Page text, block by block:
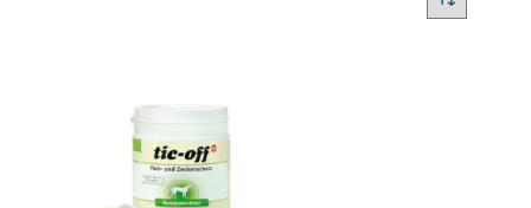
Filtra per prezzo